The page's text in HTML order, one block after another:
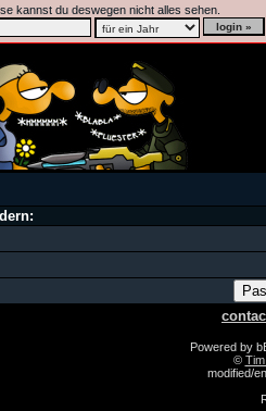
kannst du deswegen nicht alles sehen.
Powered by
©
modified/